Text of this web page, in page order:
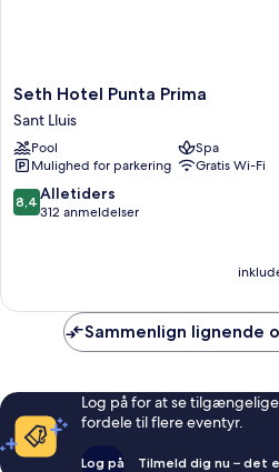
Seth
Hotel
Punta
Prima
Sant
Lluis
Seth Hotel Punta Prima
Sant Lluis
Pool
Spa
Mulighed for parkering
Gratis Wi-Fi
8.4
ud
anmeldelser
8,4 Alletiders
312 anmeldelser
Sammenlign lignende
Log på for at se
fordele til flere eventyr.
Log på Tilmeld dig nu – det